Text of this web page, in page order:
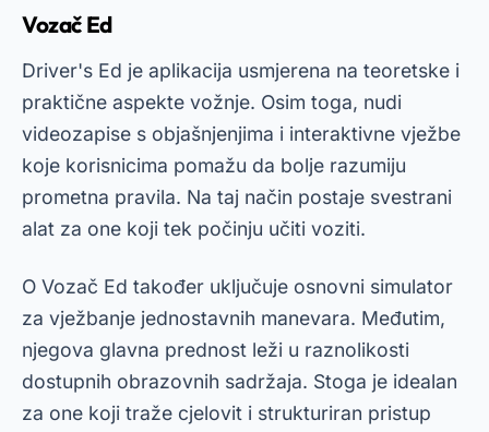
Vozač Ed
Driver's Ed je aplikacija usmjerena na teoretske i
praktične aspekte vožnje. Osim toga, nudi
videozapise s objašnjenjima i interaktivne vježbe
koje korisnicima pomažu da bolje razumiju
prometna pravila. Na taj način postaje svestrani
alat za one koji tek počinju učiti voziti.
O Vozač Ed također uključuje osnovni simulator
za vježbanje jednostavnih manevara. Međutim,
njegova glavna prednost leži u raznolikosti
dostupnih obrazovnih sadržaja. Stoga je idealan
za one koji traže cjelovit i strukturiran pristup